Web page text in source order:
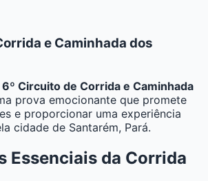
e Caminhada dos
6º Circuito de Corrida e Caminhada
prova emocionante que promete
e proporcionar uma experiência
cidade de Santarém, Pará.
Essenciais da Corrida